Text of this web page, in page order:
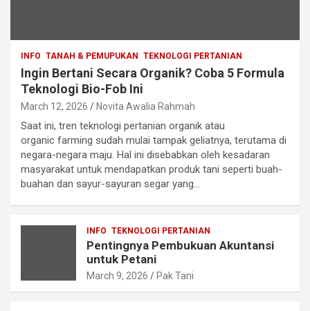
INFO TANAH & PEMUPUKAN TEKNOLOGI PERTANIAN
Ingin Bertani Secara Organik? Coba 5 Formula
Teknologi Bio-Fob Ini
March 12, 2026 Novita Awalia Rahmah
Saat ini, tren teknologi pertanian organik atau
organic farming sudah mulai tampak geliatnya, terutama di
negara-negara maju. Hal ini disebabkan oleh kesadaran
masyarakat untuk mendapatkan produk tani seperti buah-
buahan dan sayur-sayuran segar yang…
INFO TEKNOLOGI PERTANIAN
Pentingnya Pembukuan Akuntansi
untuk Petani
March 9, 2026 Pak Tani